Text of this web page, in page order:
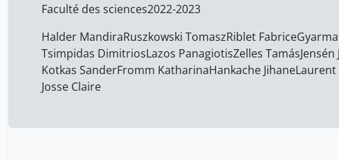
Faculté des sciences2022-2023
Halder MandiraRuszkowski TomaszRiblet Fabrice
Tsimpidas DimitriosLazos PanagiotisZelles TamásJensén
Kotkas SanderFromm KatharinaHankache Jihane
Josse Claire